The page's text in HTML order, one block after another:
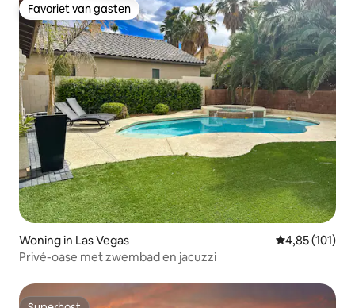
Favoriet van gasten
Favoriet van gasten
Woning in Las Vegas Gemiddelde
4,85 (101)
Privé-oase met zwembad en jacuzzi